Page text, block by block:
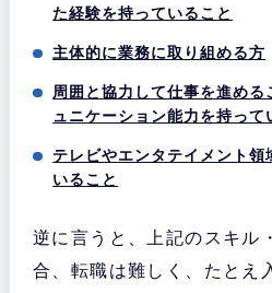
た経験を持っていること
主体的に業務に取り組める方
周囲と協力して仕事を進める
ュニケーション能力を持って
テレビやエンタテイメント領
いること
逆に言うと、上記のスキル
合、転職は難しく、たとえ